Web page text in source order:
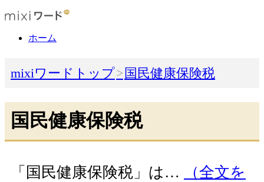
ホーム
mixiワードトップ 国民健康保険税
国民健康保険税
「国民健康保険税」は…
（全文を